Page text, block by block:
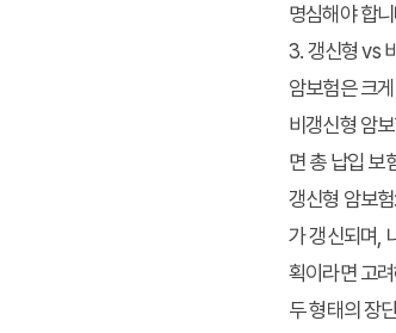
명심해야 합
3. 갱신형 vs
암보험은 크
비갱신형 암
면 총 납입 보
갱신형 암보험
가 갱신되며,
획이라면 고
두 형태의 장